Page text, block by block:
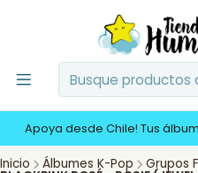
Apoya desde Chile! Tus
Inicio Álbumes K-Pop Grupos